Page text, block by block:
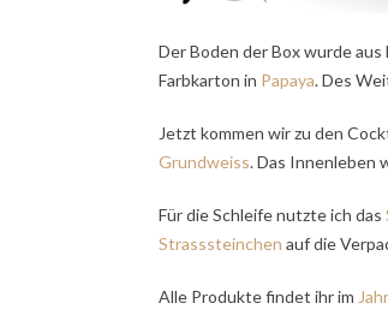
Der Boden der Box wurde aus
Farbkarton in Papaya. Des
Jetzt kommen wir zu den
Grundweiss. Das Innenleben
Für die Schleife nutzte ich das
Strasssteinchen auf die
Alle Produkte findet ihr im